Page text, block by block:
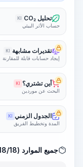
تحليل CO₂ KI
حساب الأثر البيئي
تقديرات مشابهة KI
إيجاد حسابات قابلة للمقارنة
أين تشتري؟ KI
البحث عن موردين
الجدول الزمني KI
المدة وتخطيط الفريق
جميع الموارد (18/18)